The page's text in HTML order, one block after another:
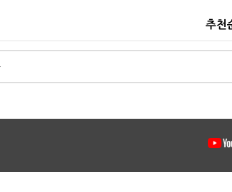
추천